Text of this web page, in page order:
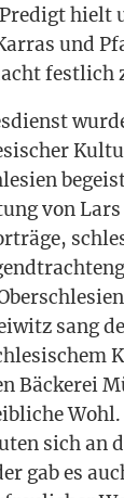
hielt
und
fest­lich
von
sang
Bäcke­rei
sich an
gab es